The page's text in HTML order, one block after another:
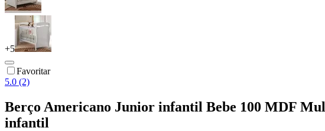
+5
Favoritar
5.0 (2)
Berço Americano Junior infantil Bebe 100 MDF
infantil